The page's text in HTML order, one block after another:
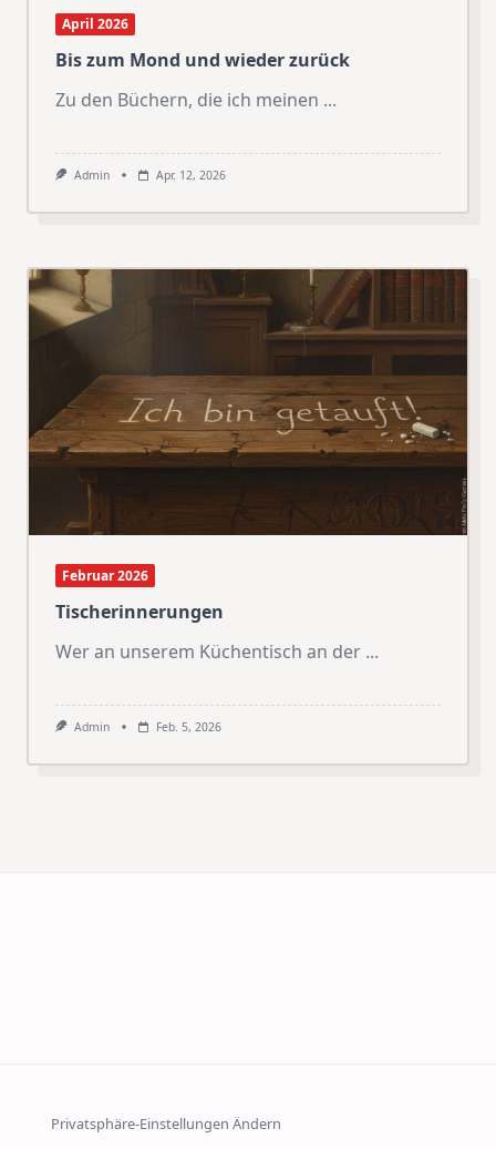
April 2026
Bis zum Mond und wieder zurück
Zu den Büchern, die ich meinen ...
Admin Apr. 12, 2026
Februar 2026
Tischerinnerungen
Wer an unserem Küchentisch an der ...
Admin Feb. 5, 2026
Privatsphäre-Einstellungen Ändern